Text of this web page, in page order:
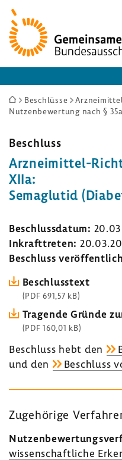
Zur
Startseite
Sie
sind
Beschlüsse
Arzneimittel
Nutzenbewertung nach §
Beschluss
Arzneimittel-​
XIIa:
Sema­glutid
Beschluss­datum:
Inkraft­treten:
Beschluss
Beschluss­text
(PDF 691,57 kB)
Tragende Gründe
(PDF 160,01 kB)
Beschluss hebt den
und den
Beschluss
Zuge­hö­rige
wissen­schaft­liche